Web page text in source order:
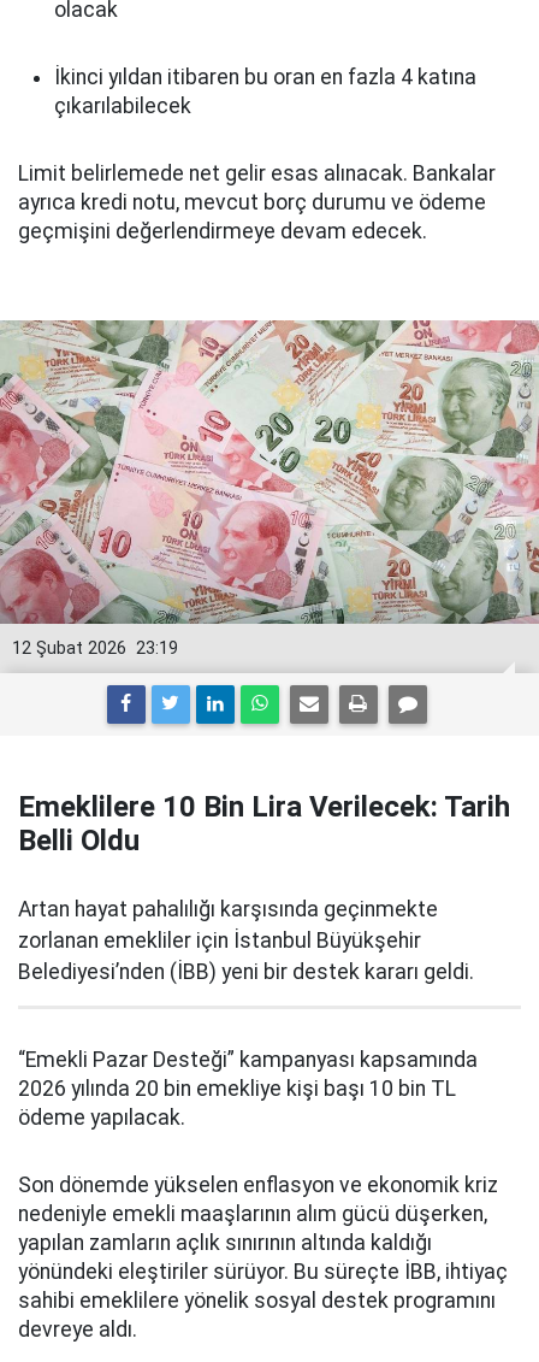
olacak
İkinci yıldan itibaren bu oran en fazla 4 katına
çıkarılabilecek
Limit belirlemede net gelir esas alınacak. Bankalar
ayrıca kredi notu, mevcut borç durumu ve ödeme
geçmişini değerlendirmeye devam edecek.
23:19
12 Şubat 2026
Emeklilere 10 Bin Lira Verilecek: Tarih
Belli Oldu
Artan hayat pahalılığı karşısında geçinmekte
zorlanan emekliler için İstanbul Büyükşehir
Belediyesi’nden (İBB) yeni bir destek kararı geldi.
“Emekli Pazar Desteği” kampanyası kapsamında
2026 yılında 20 bin emekliye kişi başı 10 bin TL
ödeme yapılacak.
Son dönemde yükselen enflasyon ve ekonomik kriz
nedeniyle emekli maaşlarının alım gücü düşerken,
yapılan zamların açlık sınırının altında kaldığı
yönündeki eleştiriler sürüyor. Bu süreçte İBB, ihtiyaç
sahibi emeklilere yönelik sosyal destek programını
devreye aldı.